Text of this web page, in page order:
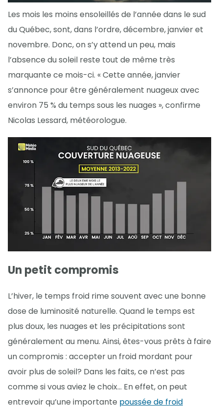
Les mois les moins ensoleillés de l’année dans le sud
du Québec, sont, dans l’ordre, décembre, janvier et
novembre. Donc, on s’y attend un peu, mais
l’absence du soleil reste tout de même très
marquante ce mois-ci. « Cette année, janvier
s’annonce pour être généralement nuageux avec
environ 75 % du temps sous les nuages », confirme
Nicolas Lessard, météorologue.
Un petit compromis
L’hiver, le temps froid rime souvent avec une bonne
dose de luminosité naturelle. Quand le temps est
plus doux, les nuages et les précipitations sont
généralement au menu. Ainsi, êtes-vous prêts à faire
un compromis : accepter un froid mordant pour
avoir plus de soleil? Dans les faits, ce n’est pas
comme si vous aviez le choix… En effet, on peut
entrevoir qu’une importante poussée de froid